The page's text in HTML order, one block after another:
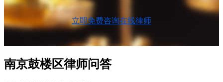
立即免费咨询在线律师
南京鼓楼区律师问答